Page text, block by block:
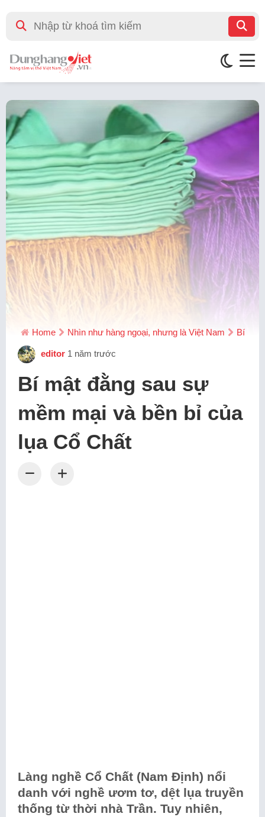
Home Nhìn như hàng ngoại, nhưng là Việt Nam Bí mật
editor 1 năm trước
Bí mật đằng sau sự
mềm mại và bền bỉ của
lụa Cổ Chất
Làng nghề Cổ Chất (Nam Định) nổi
danh với nghề ươm tơ, dệt lụa truyền
thống từ thời nhà Trần. Tuy nhiên,